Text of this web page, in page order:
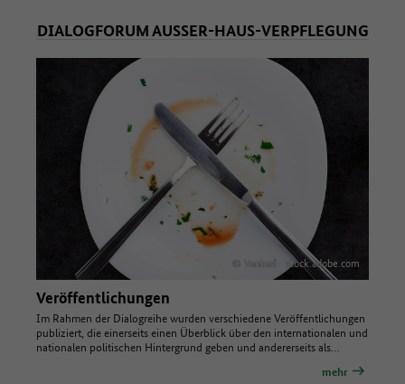
DIALOGFORUM AUSSER-HAUS-VERPFLEGUNG
© Vankad - stock.adobe.com
Veröffentlichungen
Im Rahmen der Dialogreihe wurden verschiedene Veröffentlichungen
publiziert, die einerseits einen Überblick über den internationalen und
nationalen politischen Hintergrund geben und andererseits als…
mehr